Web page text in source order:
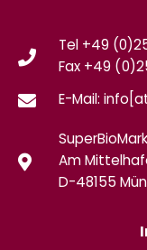
Tel +49
Fax +49 (0)
E-Mail:
Am
D-48155